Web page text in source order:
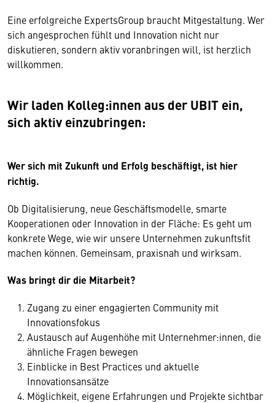
Eine erfolgreiche ExpertsGroup braucht Mitgestaltung. Wer
sich angesprochen fühlt und Innovation nicht nur
diskutieren, sondern aktiv voranbringen will, ist herzlich
willkommen.
Wir laden Kolleg:innen aus der UBIT ein,
sich aktiv einzubringen:
Wer sich mit Zukunft und Erfolg beschäftigt, ist hier
richtig.
Ob Digitalisierung, neue Geschäftsmodelle, smarte
Kooperationen oder Innovation in der Fläche: Es geht um
konkrete Wege, wie wir unsere Unternehmen zukunftsfit
machen können. Gemeinsam, praxisnah und wirksam.
Was bringt dir die Mitarbeit?
Zugang zu einer engagierten Community mit
Innovationsfokus
Austausch auf Augenhöhe mit Unternehmer:innen, die
ähnliche Fragen bewegen
Einblicke in Best Practices und aktuelle
Innovationsansätze
Möglichkeit, eigene Erfahrungen und Projekte sichtbar